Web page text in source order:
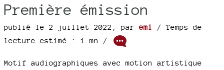
Première émission
publié le 2 juillet 2022 par emi
/ Temps de
lecture estimé : 1 mn /
Motif audiographiques avec motion artistique